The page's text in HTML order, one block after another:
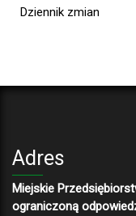
Dziennik zmian
Adres
Miejskie
ograniczoną